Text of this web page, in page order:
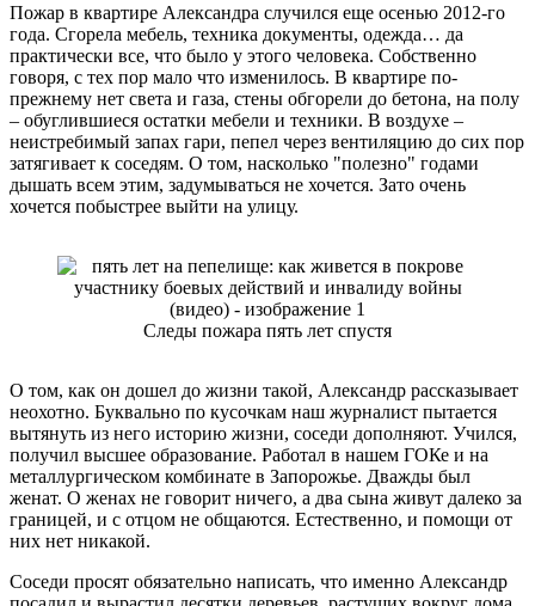
Пожар в квартире Александра случился еще осенью 2012-го
года. Сгорела мебель, техника документы, одежда… да
практически все, что было у этого человека. Собственно
говоря, с тех пор мало что изменилось. В квартире по-
прежнему нет света и газа, стены обгорели до бетона, на полу
– обуглившиеся остатки мебели и техники. В воздухе –
неистребимый запах гари, пепел через вентиляцию до сих пор
затягивает к соседям. О том, насколько "полезно" годами
дышать всем этим, задумываться не хочется. Зато очень
хочется побыстрее выйти на улицу.
Следы пожара пять лет спустя
О том, как он дошел до жизни такой, Александр рассказывает
неохотно. Буквально по кусочкам наш журналист пытается
вытянуть из него историю жизни, соседи дополняют. Учился,
получил высшее образование. Работал в нашем ГОКе и на
металлургическом комбинате в Запорожье. Дважды был
женат. О женах не говорит ничего, а два сына живут далеко за
границей, и с отцом не общаются. Естественно, и помощи от
них нет никакой.
Соседи просят обязательно написать, что именно Александр